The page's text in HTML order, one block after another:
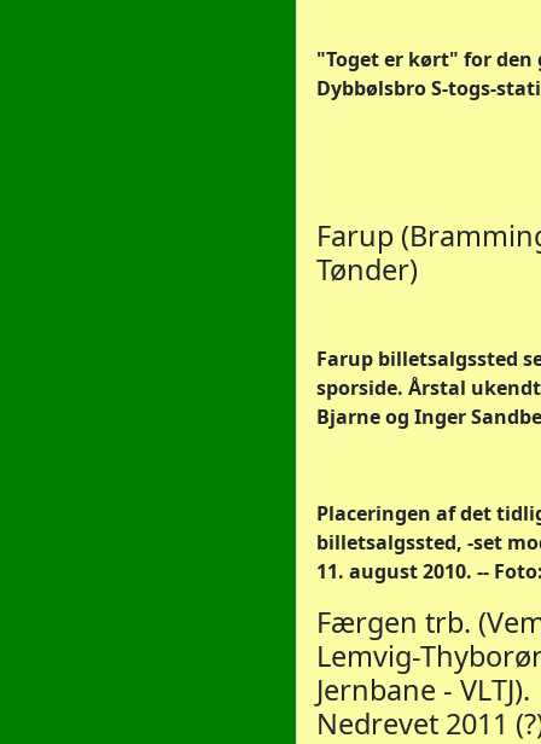
"Toget er kørt" for den
Dybbølsbro S-togs-
Farup
Tønder)
Farup billetsalgssted
sporside. Årstal
Bjarne og Inger
Placeringen af det
billetsalgssted, -set
11. august 2010. --
Færgen trb.
Lemvig-
Jernbane - VLTJ).
Nedrevet 2011